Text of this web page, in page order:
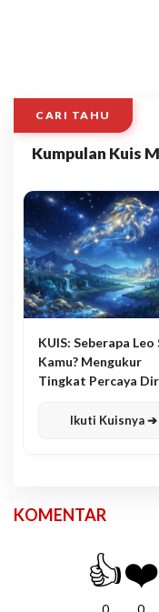
CARI TAHU
Kumpulan Kuis
KUIS: Seberapa Leo
Kamu? Mengukur
Tingkat Percaya
Ikuti Kuisnya ➔
KOMENTAR
👍❤️